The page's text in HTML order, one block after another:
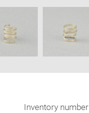
Inventory number